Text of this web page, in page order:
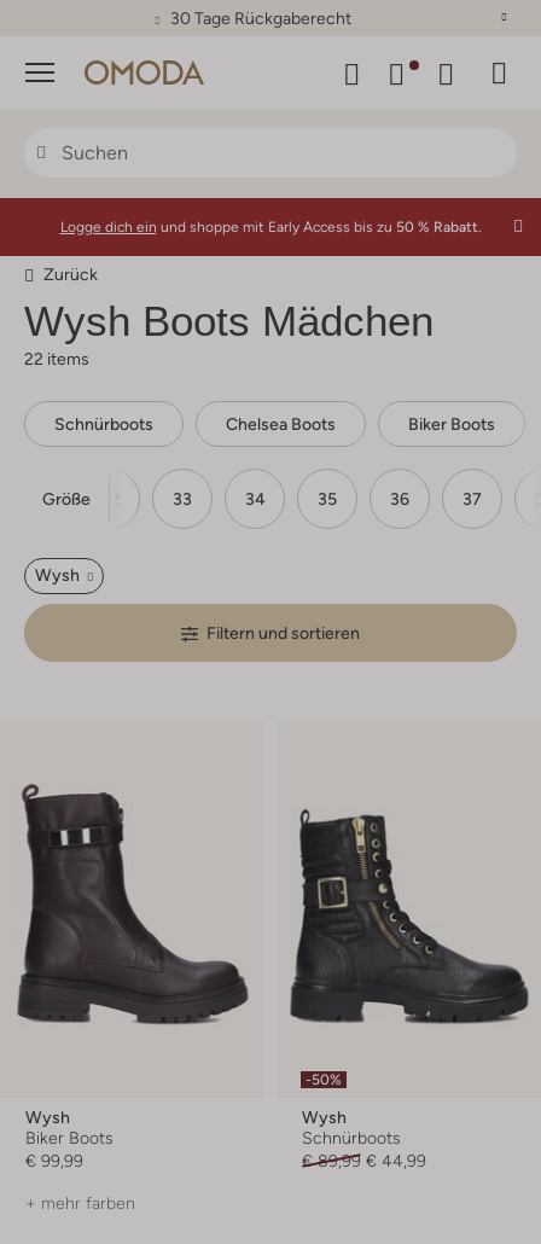
30 Tage Rückgaberecht
Menü
Logge dich ein und shoppe mit Early Access bis zu 50 % Rabatt.
Zurück
Wysh Boots Mädchen
22 items
Schnürboots Chelsea Boots Biker Boots
Größe
31 32 33 34 35 36 37
Wysh
Filtern und sortieren
Wysh
Biker Boots
€ 99,99
+ mehr farben
-50%
Wysh
Schnürboots
€ 89,99 € 44,99